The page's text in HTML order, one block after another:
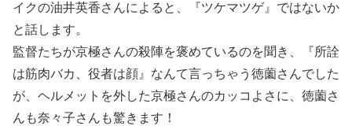
イクの油井英香さんによると、『ツケマツゲ』ではないか
と話します。
監督たちが京極さんの殺陣を褒めているのを聞き、『所詮
は筋肉バカ、役者は顔』なんて言っちゃう徳薗さんでした
が、ヘルメットを外した京極さんのカッコよさに、徳薗さ
んも奈々子さんも驚きます！